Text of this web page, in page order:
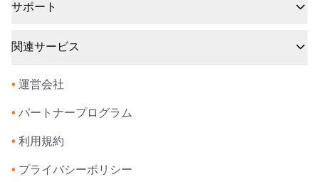
サポート
関連サービス
• 運営会社
• パートナープログラム
• 利用規約
• プライバシーポリシー